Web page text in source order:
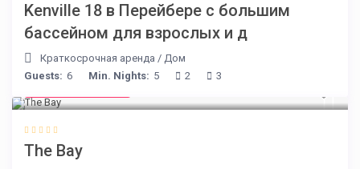
Kenville 18 в Перейбере с большим
бассейном для взрослых и д
Краткосрочная аренда /Дом
Guests: 6 Min. Nights: 5 2 3
The Bay